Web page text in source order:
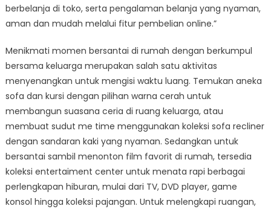
berbelanja di toko, serta pengalaman belanja yang nyaman,
aman dan mudah melalui fitur pembelian online.”
Menikmati momen bersantai di rumah dengan berkumpul
bersama keluarga merupakan salah satu aktivitas
menyenangkan untuk mengisi waktu luang. Temukan aneka
sofa dan kursi dengan pilihan warna cerah untuk
membangun suasana ceria di ruang keluarga, atau
membuat sudut me time menggunakan koleksi sofa recliner
dengan sandaran kaki yang nyaman. Sedangkan untuk
bersantai sambil menonton film favorit di rumah, tersedia
koleksi entertaiment center untuk menata rapi berbagai
perlengkapan hiburan, mulai dari TV, DVD player, game
konsol hingga koleksi pajangan. Untuk melengkapi ruangan,